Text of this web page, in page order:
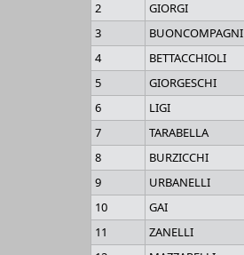
2
GIORGI
3
BUONCOMPAGNI
4
BETTACCHIOLI
5
GIORGESCHI
6
LIGI
7
TARABELLA
8
BURZICCHI
9
URBANELLI
10
GAI
11
ZANELLI